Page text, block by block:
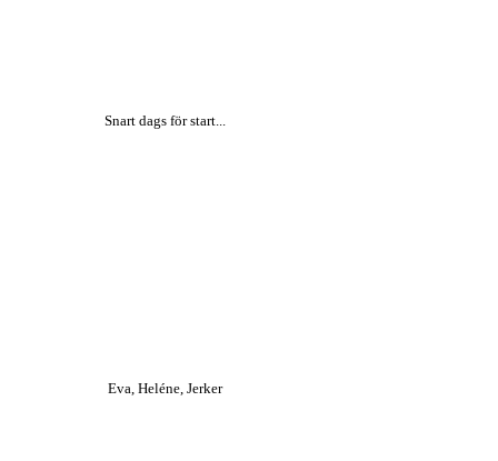
Snart dags för start...
Eva, Heléne, Jerker